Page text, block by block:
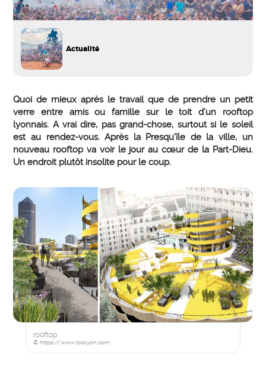
Actualité
Quoi de mieux après le travail que de prendre un petit
verre entre amis ou famille sur le toit d’un rooftop
lyonnais. A vrai dire, pas grand-chose, surtout si le soleil
est au rendez-vous. Après la Presqu’île de la ville, un
nouveau rooftop va voir le jour au cœur de la Part-Dieu.
Un endroit plutôt insolite pour le coup.
rooftop
© https://www.toolyon.com